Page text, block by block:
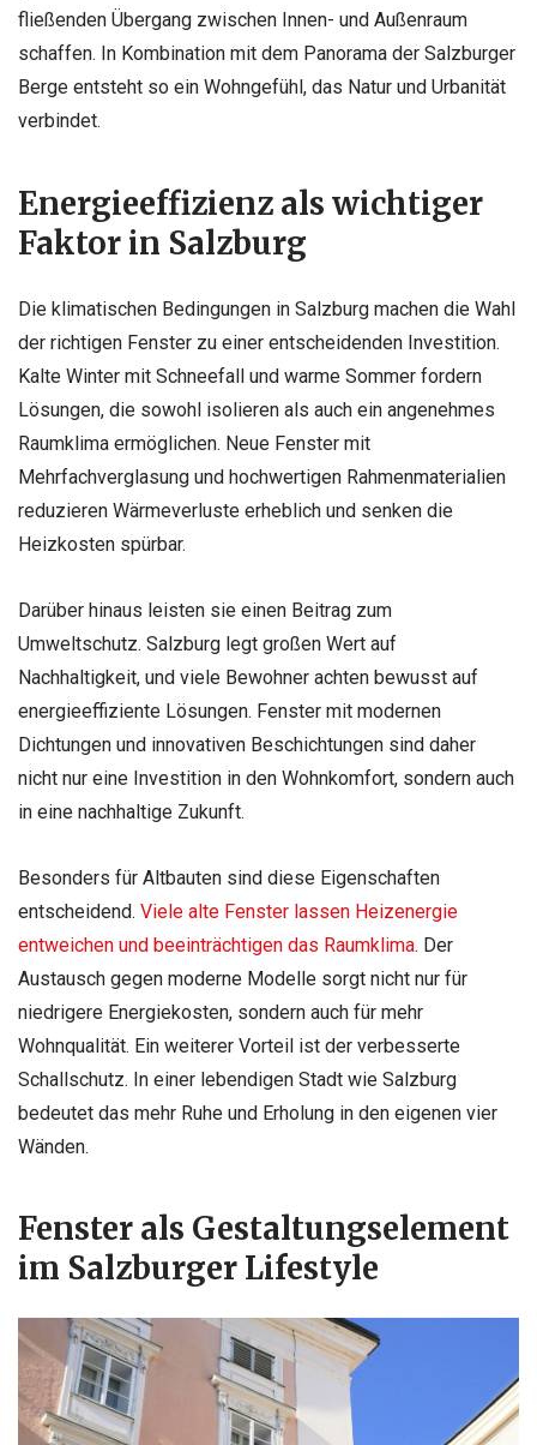
fließenden Übergang zwischen Innen- und Außenraum
schaffen. In Kombination mit dem Panorama der Salzburger
Berge entsteht so ein Wohngefühl, das Natur und Urbanität
verbindet.
Energieeffizienz als wichtiger
Faktor in Salzburg
Die klimatischen Bedingungen in Salzburg machen die Wahl
der richtigen Fenster zu einer entscheidenden Investition.
Kalte Winter mit Schneefall und warme Sommer fordern
Lösungen, die sowohl isolieren als auch ein angenehmes
Raumklima ermöglichen. Neue Fenster mit
Mehrfachverglasung und hochwertigen Rahmenmaterialien
reduzieren Wärmeverluste erheblich und senken die
Heizkosten spürbar.
Darüber hinaus leisten sie einen Beitrag zum
Umweltschutz. Salzburg legt großen Wert auf
Nachhaltigkeit, und viele Bewohner achten bewusst auf
energieeffiziente Lösungen. Fenster mit modernen
Dichtungen und innovativen Beschichtungen sind daher
nicht nur eine Investition in den Wohnkomfort, sondern auch
in eine nachhaltige Zukunft.
Besonders für Altbauten sind diese Eigenschaften
entscheidend. Viele alte Fenster lassen Heizenergie
entweichen und beeinträchtigen das Raumklima. Der
Austausch gegen moderne Modelle sorgt nicht nur für
niedrigere Energiekosten, sondern auch für mehr
Wohnqualität. Ein weiterer Vorteil ist der verbesserte
Schallschutz. In einer lebendigen Stadt wie Salzburg
bedeutet das mehr Ruhe und Erholung in den eigenen vier
Wänden.
Fenster als Gestaltungselement
im Salzburger Lifestyle